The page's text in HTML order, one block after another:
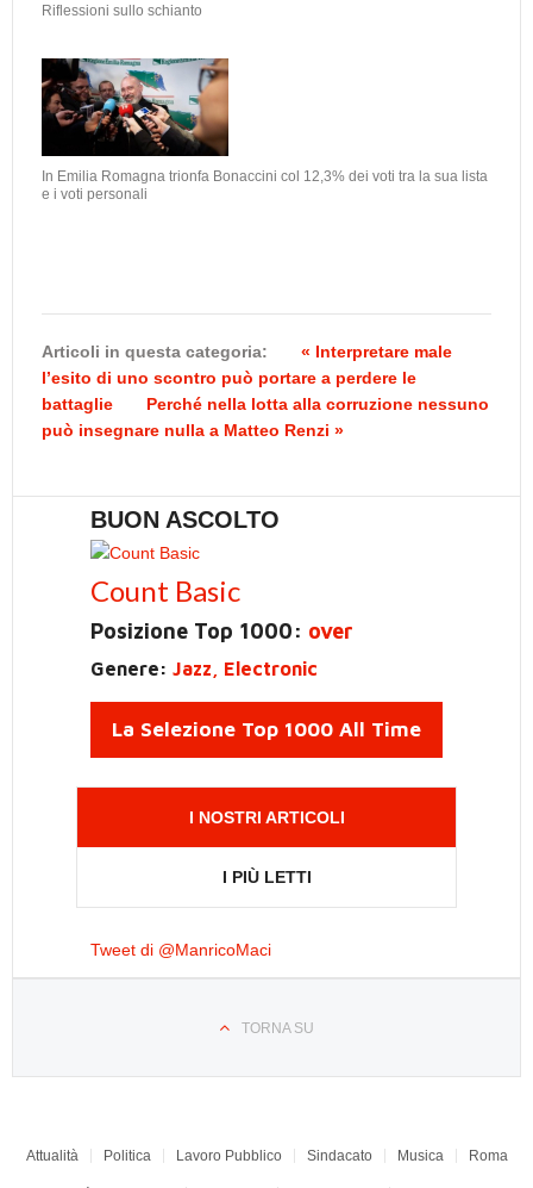
Riflessioni sullo schianto
In Emilia Romagna trionfa Bonaccini col 12,3% dei voti tra la sua lista
e i voti personali
Articoli in questa categoria:
« Interpretare male
l’esito di uno scontro può portare a perdere le
battaglie
Perché nella lotta alla corruzione nessuno
può insegnare nulla a Matteo Renzi »
BUON ASCOLTO
Count Basic
Posizione Top 1000: over
Genere: Jazz, Electronic
La Selezione Top 1000 All Time
I NOSTRI ARTICOLI
I PIÙ LETTI
Tweet di @ManricoMaci
TORNA SU
Attualità Politica Lavoro Pubblico Sindacato Musica Roma